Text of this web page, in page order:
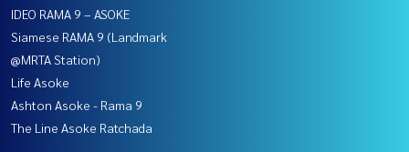
IDEO RAMA 9 – ASOKE
Siamese RAMA 9 (Landmark
@MRTA Station)
Life Asoke
Ashton Asoke - Rama 9
The Line Asoke Ratchada